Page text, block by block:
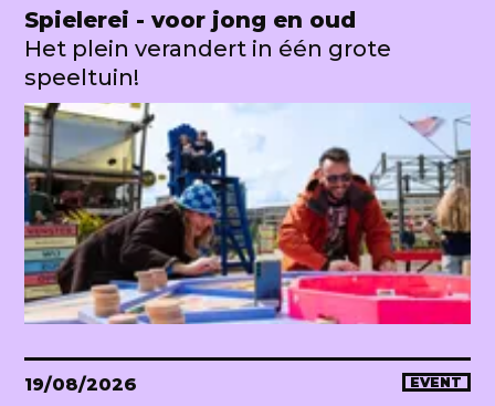
Spielerei - voor jong en oud
Het plein verandert in één grote
speeltuin!
19/08/2026 EVENT